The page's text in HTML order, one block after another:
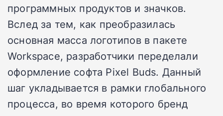
программных продуктов и значков.
Вслед за тем, как преобразилась
основная масса логотипов в пакете
Workspace, разработчики переделали
оформление софта Pixel Buds. Данный
шаг укладывается в рамки глобального
процесса, во время которого бренд